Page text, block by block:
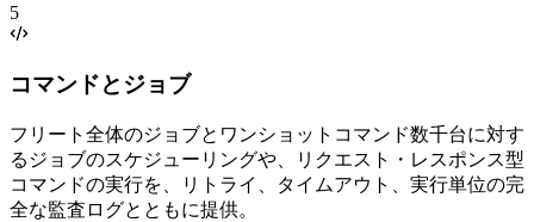
5
コマンドとジョブ
フリート全体のジョブとワンショットコマンド数千台に対す
るジョブのスケジューリングや、リクエスト・レスポンス型
コマンドの実行を、リトライ、タイムアウト、実行単位の完
全な監査ログとともに提供。